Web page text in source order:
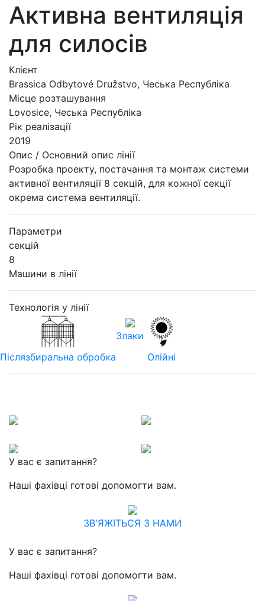
Активна вентиляція
для силосів
Клієнт
Brassica Odbytové Družstvo, Чеська Республіка
Місце розташування
Lovosice, Чеська Республіка
Рік реалізації
2019
Опис / Основний опис лінії
Розробка проекту, постачання та монтаж системи
активної вентиляції 8 секцій, для кожної секції
окрема система вентиляції.
Параметри
секцій
8
Машини в лінії
Технологія у лінії
Післязбиральна обробка
Злаки
Олійні
У вас є запитання?
Наші фахівці готові допомогти вам.
ЗВ'ЯЖІТЬСЯ З НАМИ
У вас є запитання?
Наші фахівці готові допомогти вам.